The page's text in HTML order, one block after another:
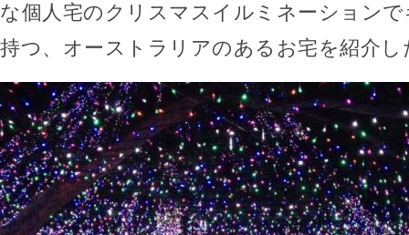
な個人宅のクリスマスイルミネーション
持つ、オーストラリアのあるお宅を紹介